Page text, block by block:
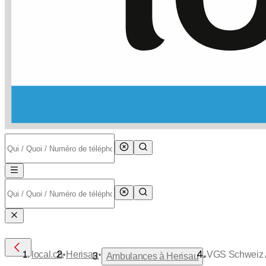
local.ch•Herisau• Ambulances à Herisau •VGS Schweiz